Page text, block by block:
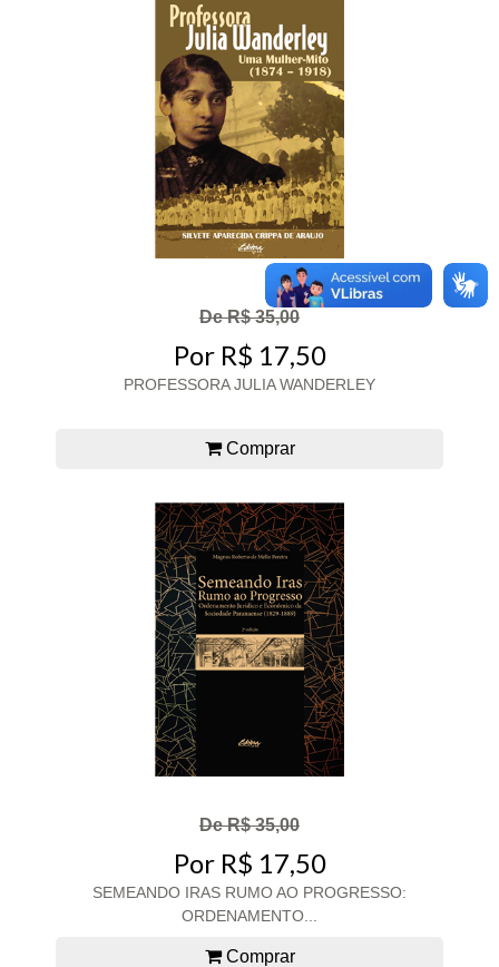
De R$ 35,00
Por R$ 17,50
PROFESSORA JULIA WANDERLEY
Comprar
De R$ 35,00
Por R$ 17,50
SEMEANDO IRAS RUMO AO PROGRESSO:
ORDENAMENTO...
Comprar